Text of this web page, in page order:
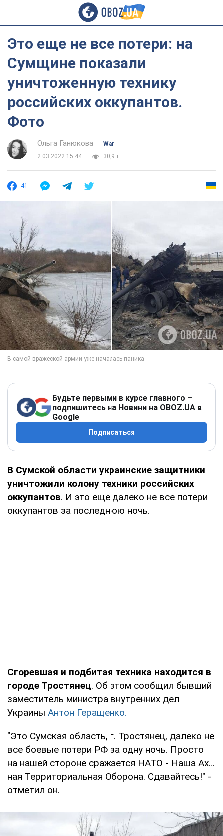
Это еще не все потери: на
Сумщине показали
уничтоженную технику
российских оккупантов.
Фото
Ольга Ганюкова
War
2.03.2022 15:44
30,9 т.
41
Будьте первыми в курсе главного –
подпишитесь на Новини на OBOZ.UA в
Google
Подписаться
В Сумской области украинские защитники
уничтожили колону техники российских
оккупантов. И это еще далеко не все потери
оккупантов за последнюю ночь.
Сгоревшая и подбитая техника находится в
городе Тростянец. Об этом сообщил бывший
заместитель министра внутренних дел
Украины Антон Геращенко.
"Это Сумская область, г. Тростянец, далеко не
все боевые потери РФ за одну ночь. Просто
на нашей стороне сражается НАТО - Наша Ах…
ная Территориальная Оборона. Сдавайтесь!" -
отметил он.